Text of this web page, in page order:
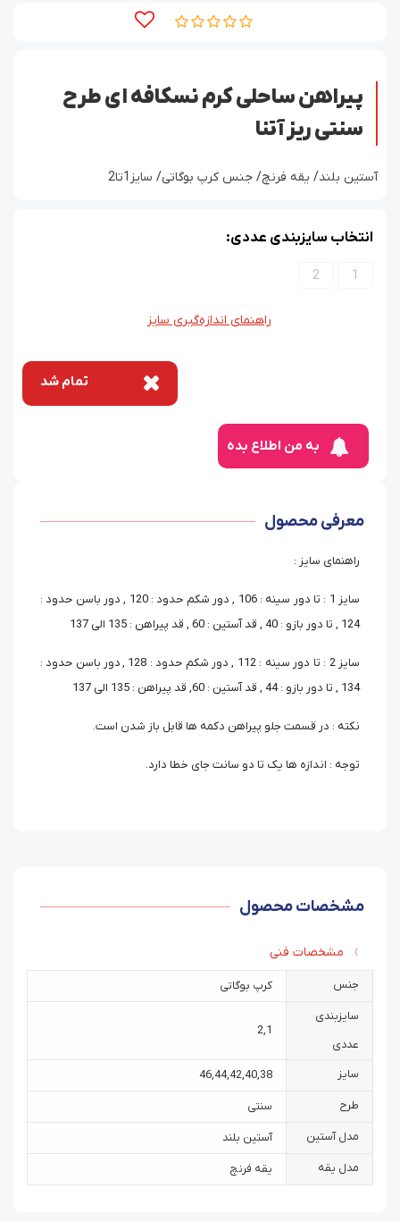
پیراهن ساحلی کرم نسکافه ای طرح
سنتی ریز آتنا
‫آستین بلند/ یقه فرنچ/ جنس کرپ بوگاتی/ سایز1تا2
انتخاب سایزبندی عددی:
1
2
راهنمای اندازه‌گیری سایز
تمام شد
به من اطلاع بده
معرفی محصول
راهنمای سایز :
سایز 1 : تا دور سینه : 106 , دور شکم حدود : 120 , دور باسن حدود :
124 , تا دور بازو : 40 , قد آستین : 60 , قد پیراهن : 135 الی 137
سایز 2 : تا دور سینه : 112 , دور شکم حدود : 128 , دور باسن حدود :
134 , تا دور بازو : 44 , قد آستین : 60, قد پیراهن : 135 الی 137
نکته : در قسمت جلو پیراهن دکمه ها قابل باز شدن است.
توجه : اندازه ها یک تا دو سانت جای خطا دارد.
مشخصات محصول
مشخصات فنی
جنس کرپ بوگاتی
سایزبندی
عددی
1
,
2
سایز 38
,
40
,
42
,
44
,
46
طرح سنتی
مدل آستین آستین بلند
مدل یقه یقه فرنچ